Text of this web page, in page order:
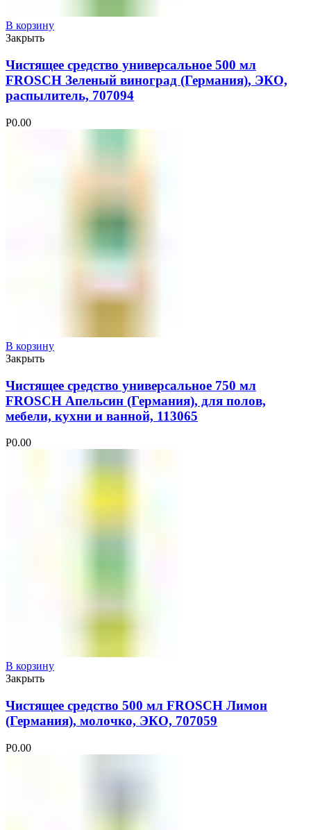
В корзину
Закрыть
Чистящее средство универсальное 500 мл
FROSCH Зеленый виноград (Германия), ЭКО,
распылитель, 707094
Р0.00
В корзину
Закрыть
Чистящее средство универсальное 750 мл
FROSCH Апельсин (Германия), для полов,
мебели, кухни и ванной, 113065
Р0.00
В корзину
Закрыть
Чистящее средство 500 мл FROSCH Лимон
(Германия), молочко, ЭКО, 707059
Р0.00